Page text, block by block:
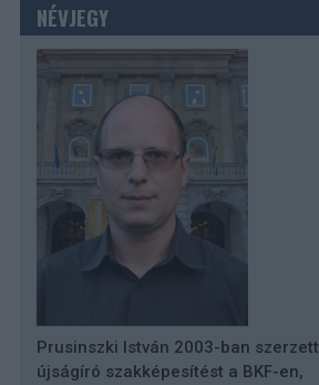
NÉVJEGY
Prusinszki István 2003-ban szerzett
újságíró szakképesítést a BKF-en,